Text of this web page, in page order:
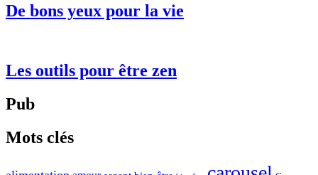
De bons yeux pour la vie
Les outils pour être zen
Pub
Mots clés